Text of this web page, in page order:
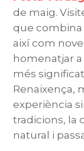
de maig.
que combina
així com
homenatjar
més
Renaixença,
experiència
tradicions, la
natural i